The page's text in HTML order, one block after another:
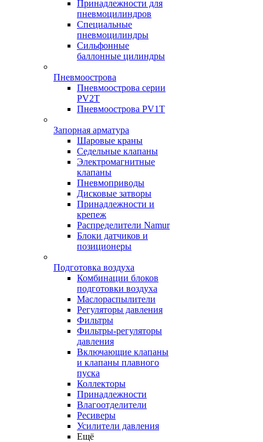
Принадлежности для
пневмоцилиндров
Специальные
пневмоцилиндры
Сильфонные
баллонные цилиндры
Пневмоострова
Пневмоострова серии
PV2T
Пневмоострова PV1T
Запорная арматура
Шаровые краны
Седельные клапаны
Электромагнитные
клапаны
Пневмоприводы
Дисковые затворы
Принадлежности и
крепеж
Распределители Namur
Блоки датчиков и
позиционеры
Подготовка воздуха
Комбинации блоков
подготовки воздуха
Маслораспылители
Регуляторы давления
Фильтры
Фильтры-регуляторы
давления
Включающие клапаны
и клапаны плавного
пуска
Коллекторы
Принадлежности
Влагоотделители
Ресиверы
Усилители давления
Ещё